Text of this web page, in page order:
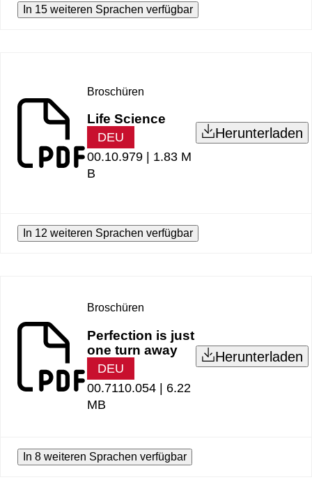
In 15 weiteren Sprachen verfügbar
Broschüren
Life Science
DEU
00.10.979 | 1.83 M
B
Herunterladen
In 12 weiteren Sprachen verfügbar
Broschüren
Perfection is just
one turn away
DEU
00.7110.054 | 6.22
MB
Herunterladen
In 8 weiteren Sprachen verfügbar